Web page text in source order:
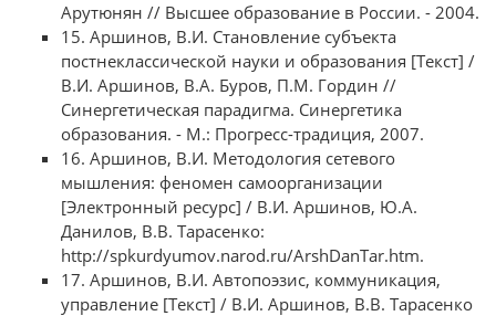
Арутюнян // Высшее образование в России. - 2004.
15. Аршинов, В.И. Становление субъекта
постнеклассической науки и образования [Текст] /
В.И. Аршинов, В.А. Буров, П.М. Гордин //
Синергетическая парадигма. Синергетика
образования. - М.: Прогресс-традиция, 2007.
16. Аршинов, В.И. Методология сетевого
мышления: феномен самоорганизации
[Электронный ресурс] / В.И. Аршинов, Ю.А.
Данилов, В.В. Тарасенко:
http://spkurdyumov.narod.ru/ArshDanTar.htm.
17. Аршинов, В.И. Автопоэзис, коммуникация,
управление [Текст] / В.И. Аршинов, В.В. Тарасенко